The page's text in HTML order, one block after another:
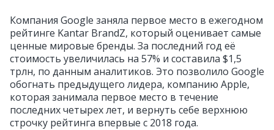
Компания Google заняла первое место в ежегодном
рейтинге Kantar BrandZ, который оценивает самые
ценные мировые бренды. За последний год её
стоимость увеличилась на 57% и составила $1,5
трлн, по данным аналитиков. Это позволило Google
обогнать предыдущего лидера, компанию Apple,
которая занимала первое место в течение
последних четырех лет, и вернуть себе верхнюю
строчку рейтинга впервые с 2018 года.